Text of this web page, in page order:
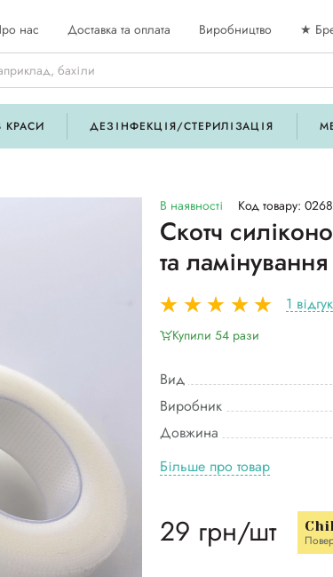
нас Доставка та оплата Виробництво ★
КРАСИ ДЕЗІНФЕКЦІЯ/СТЕРИЛІЗАЦІЯ
В наявності Код товару:
Скотч
та
1 відгук
Купили 54 рази
Вид
Виробник
Довжина
Більше про товар
29 грн/шт